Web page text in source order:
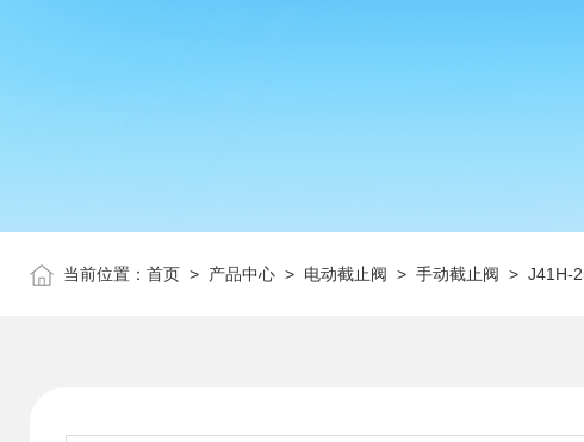
当前位置： 首页 > 产品中心 > 电动截止阀 > 手动截止阀 > J41H-